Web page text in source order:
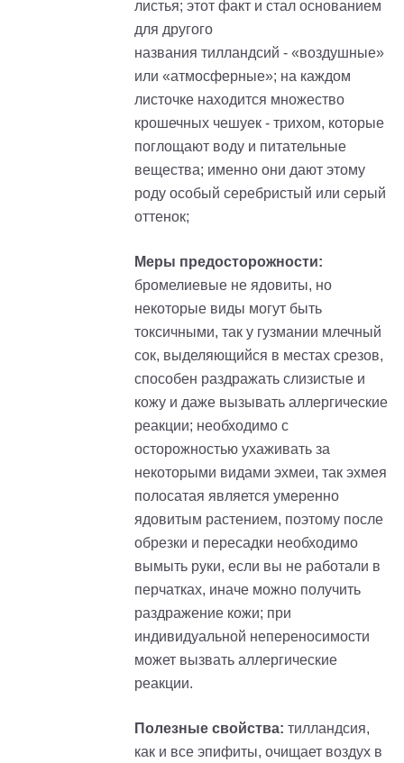
листья; этот факт и стал основанием
для другого
названия тилландсий - «воздушные»
или «атмосферные»; на каждом
листочке находится множество
крошечных чешуек - трихом, которые
поглощают воду и питательные
вещества; именно они дают этому
роду особый серебристый или серый
оттенок;
Меры предосторожности:
бромелиевые не ядовиты, но
некоторые виды могут быть
токсичными, так у гузмании млечный
сок, выделяющийся в местах срезов,
способен раздражать слизистые и
кожу и даже вызывать аллергические
реакции; необходимо с
осторожностью ухаживать за
некоторыми видами эхмеи, так эхмея
полосатая является умеренно
ядовитым растением, поэтому после
обрезки и пересадки необходимо
вымыть руки, если вы не работали в
перчатках, иначе можно получить
раздражение кожи; при
индивидуальной непереносимости
может вызвать аллергические
реакции.
Полезные свойства: тилландсия,
как и все эпифиты, очищает воздух в